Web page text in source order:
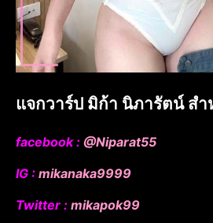
แจกวาร์ป มิก้า นิภารัตน์ ส
facebook : @Niparat55
IG : mikanaka9999
Twitter : mikapok99